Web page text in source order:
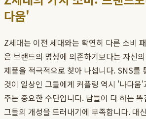
다움'
Z세대는 이전 세대와는 확연히 다른 소비
은 브랜드의 명성에 의존하기보다는 자신
제품을 적극적으로 찾아 나섭니다. SNS를
것이 일상인 그들에게 커플링 역시 '나다움
주는 중요한 수단입니다. 남들이 다 하는
그들의 개성을 드러내기에 부족합니다. 대